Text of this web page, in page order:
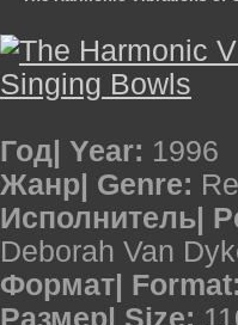
Год| Year: 1996
Жанр| Genre:
Исполнитель|
Deborah Van
Формат|
Размер| Size: